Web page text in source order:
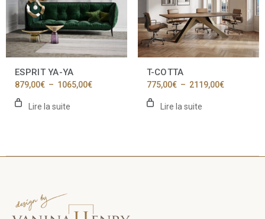
ESPRIT YA-YA
879,00€ – 1065,00€Plage
Lire la suite
T-COTTA
775,00€ – 2119,00€Plage
Lire la suite